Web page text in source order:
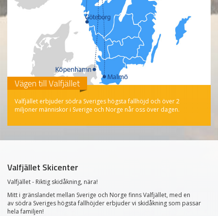
Vägen till Valfjället
Valfjället erbjuder södra Sveriges högsta fallhöjd och över 2
miljoner människor i Sverige och Norge når oss över dagen.
Valfjället Skicenter
Valfjället - Riktig skidåkning, nära!
Mitt i gränslandet mellan Sverige och Norge finns Valfjället, med en
av södra Sveriges högsta fallhöjder erbjuder vi skidåkning som passar
hela familjen!